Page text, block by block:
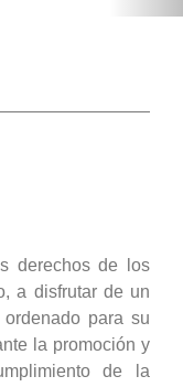
derechos de los
a disfrutar de un
para su
la promoción y
de la